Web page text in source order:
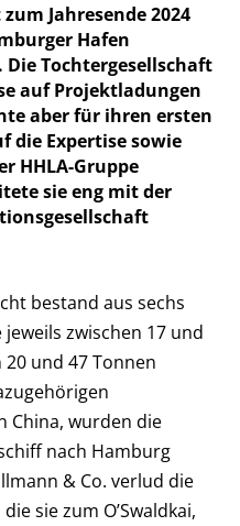
Jahresende 2024
Hafen
Tochtergesellschaft
auf Projektladungen
aber für ihren ersten
die Expertise sowie
HHLA-Gruppe
sie eng mit der
bestand aus sechs
zwischen 17 und
und 47 Tonnen
China, wurden die
nach Hamburg
& Co. verlud die
sie zum O’Swaldkai,